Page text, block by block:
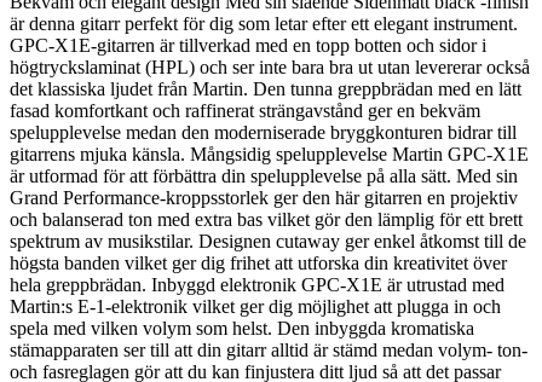
är denna gitarr perfekt för dig som letar efter ett elegant instrument.
GPC-X1E-gitarren är tillverkad med en topp botten och sidor i
högtryckslaminat (HPL) och ser inte bara bra ut utan levererar också
det klassiska ljudet från Martin. Den tunna greppbrädan med en lätt
fasad komfortkant och raffinerat strängavstånd ger en bekväm
spelupplevelse medan den moderniserade bryggkonturen bidrar till
gitarrens mjuka känsla. Mångsidig spelupplevelse Martin GPC-X1E
är utformad för att förbättra din spelupplevelse på alla sätt. Med sin
Grand Performance-kroppsstorlek ger den här gitarren en projektiv
och balanserad ton med extra bas vilket gör den lämplig för ett brett
spektrum av musikstilar. Designen cutaway ger enkel åtkomst till de
högsta banden vilket ger dig frihet att utforska din kreativitet över
hela greppbrädan. Inbyggd elektronik GPC-X1E är utrustad med
Martin:s E-1-elektronik vilket ger dig möjlighet att plugga in och
spela med vilken volym som helst. Den inbyggda kromatiska
stämapparaten ser till att din gitarr alltid är stämd medan volym- ton-
och fasreglagen gör att du kan finjustera ditt ljud så att det passar